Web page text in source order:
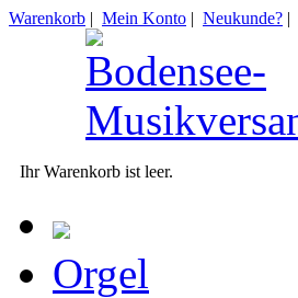
Warenkorb | Mein Konto | Neukunde? |
Ihr Warenkorb ist leer.
Orgel